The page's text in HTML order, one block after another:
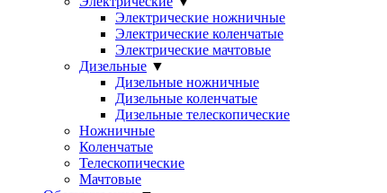
Электрические ножничные
Электрические коленчатые
Электрические мачтовые
Дизельные ▼
Дизельные ножничные
Дизельные коленчатые
Дизельные телескопические
Ножничные
Коленчатые
Телескопические
Мачтовые